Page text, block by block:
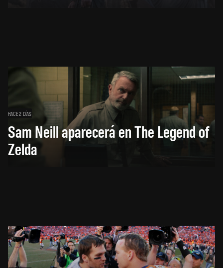
HACE 2 DÍAS
Sam Neill aparecerá en The Legend of
Zelda